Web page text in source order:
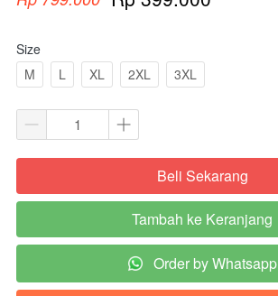
Size
M
L XL 2XL 3XL
`Beli Sekarang
`
Tambah ke Keranjang
` Order by Whatsapp